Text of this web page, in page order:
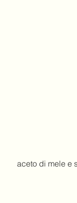
aceto di mele e